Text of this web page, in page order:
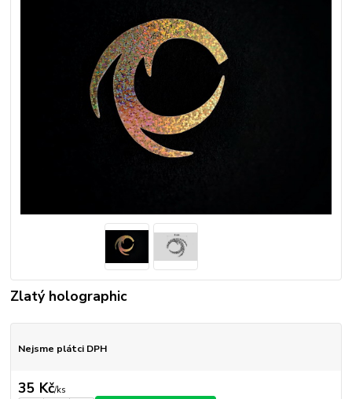
Zlatý holographic
Nejsme plátci DPH
35 Kč/ks